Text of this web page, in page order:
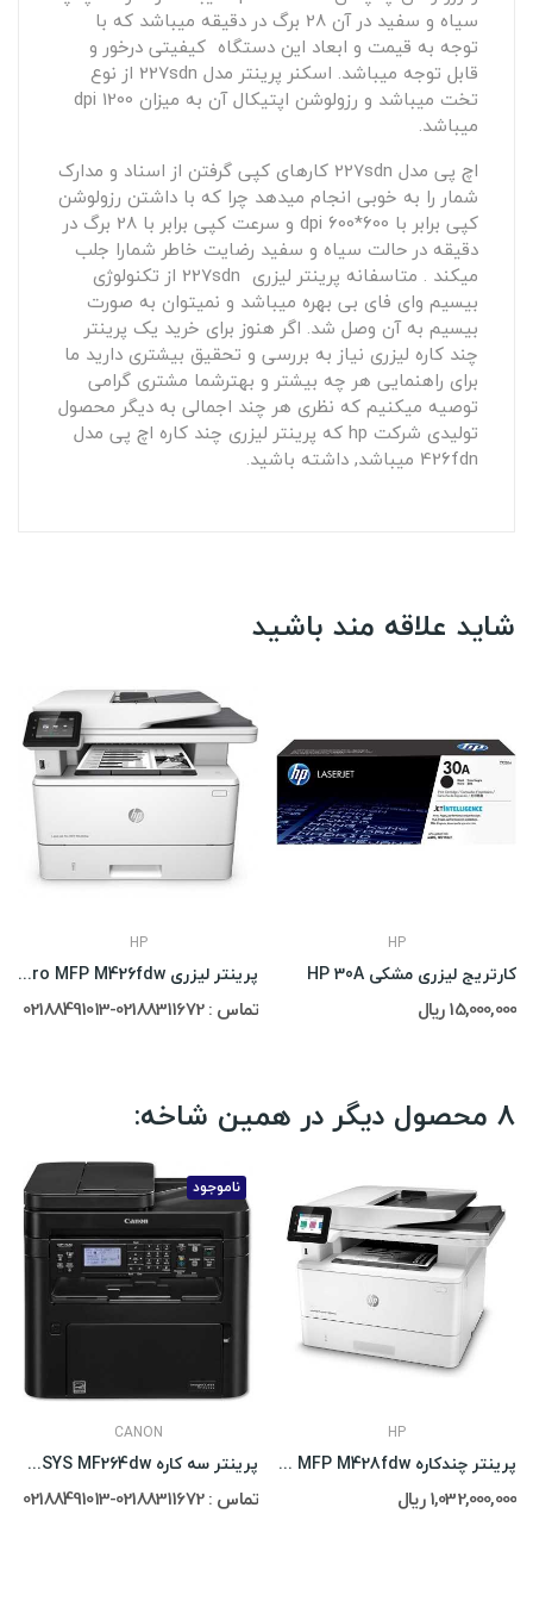
سیاه و سفید در آن 28 برگ در دقیقه میباشد که با
توجه به قیمت و ابعاد این دستگاه کیفیتی درخور و
قابل توجه میباشد. اسکنر پرینتر مدل 227sdn از نوع
تخت میباشد و رزولوشن اپتیکال آن به میزان 1200 dpi
میباشد.
اچ پی مدل 227sdn کارهای کپی گرفتن از اسناد و مدارک
شمار را به خوبی انجام میدهد چرا که با داشتن رزولوشن
کپی برابر با 600*600 dpi و سرعت کپی برابر با 28 برگ در
دقیقه در حالت سیاه و سفید رضایت خاطر شمارا جلب
میکند . متاسفانه پرینتر لیزری 227sdn از تکنولوژی
بیسیم وای فای بی بهره میباشد و نمیتوان به صورت
بیسیم به آن وصل شد. اگر هنوز برای خرید یک پرینتر
چند کاره لیزری نیاز به بررسی و تحقیق بیشتری دارید ما
برای راهنمایی هر چه بیشتر و بهترشما مشتری گرامی
توصیه میکنیم که نظری هر چند اجمالی به دیگر محصول
تولیدی شرکت hp که پرینتر لیزری چند کاره اچ پی مدل
426fdn میباشد, داشته باشید.
شاید علاقه مند باشید
HP
پرینتر لیزری HP LaserJet Pro MFP M426fdw
تماس : 02188311672-02188491013
HP
کارتریج لیزری مشکی HP 30A
15,000,000 ریال
8 محصول دیگر در همین شاخه:
ناموجود
CANON
پرینتر سه کاره Canon i-SENSYS MF264dw
تماس : 02188311672-02188491013
HP
پرینتر چندکاره HP LaserJet Pro MFP M428fdw
1,032,000,000 ریال